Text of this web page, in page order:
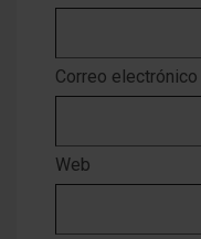
Correo electrónico
Web